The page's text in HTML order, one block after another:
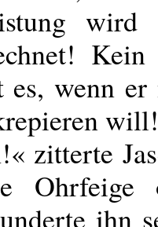
wird
Kein
wenn
zitterte
Ohrfeige
ihn